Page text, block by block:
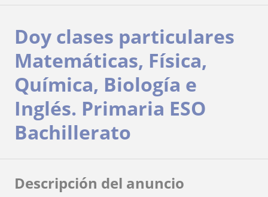
Doy clases particulares
Matemáticas, Física,
Química, Biología e
Inglés. Primaria ESO
Bachillerato
Descripción del anuncio